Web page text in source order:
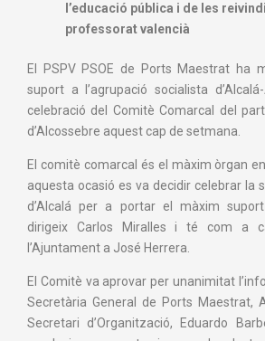
l’educació pública i de les
professorat valencià
El PSPV PSOE de Ports Maestrat ha
suport a l’agrupació socialista
celebració del Comitè Comarcal del
d’Alcossebre aquest cap de setmana.
El comitè comarcal és el màxim òrgan
aquesta ocasió es va decidir celebrar la
d’Alcalá per a portar el màxim
dirigeix Carlos Miralles i té com a
l’Ajuntament a José Herrera.
El Comitè va aprovar per unanimitat
Secretària General de Ports Maestrat,
Secretari d’Organització, Eduardo